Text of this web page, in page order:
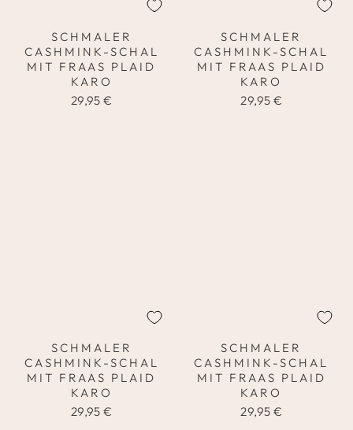
SCHMALER
CASHMINK-SCHAL
MIT FRAAS PLAID
KARO
29,95 €
SCHMALER
CASHMINK-SCHAL
MIT FRAAS PLAID
KARO
29,95 €
SCHMALER
CASHMINK-SCHAL
MIT FRAAS PLAID
KARO
29,95 €
SCHMALER
CASHMINK-SCHAL
MIT FRAAS PLAID
KARO
29,95 €